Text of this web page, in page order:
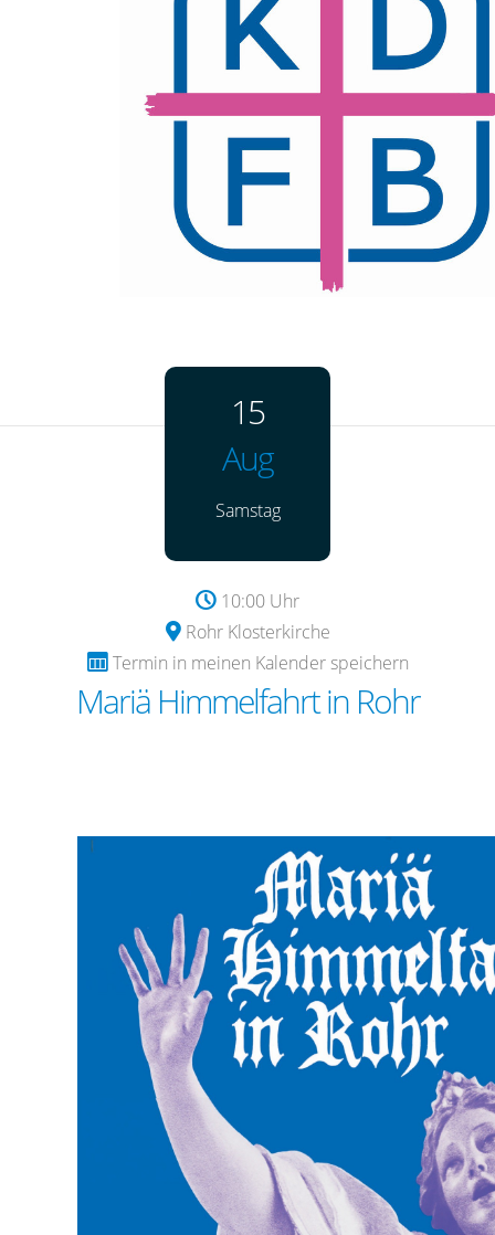
15
Aug
Samstag
10:00 Uhr
Rohr Klosterkirche
Termin in meinen Kalender speichern
Mariä Himmelfahrt in Rohr